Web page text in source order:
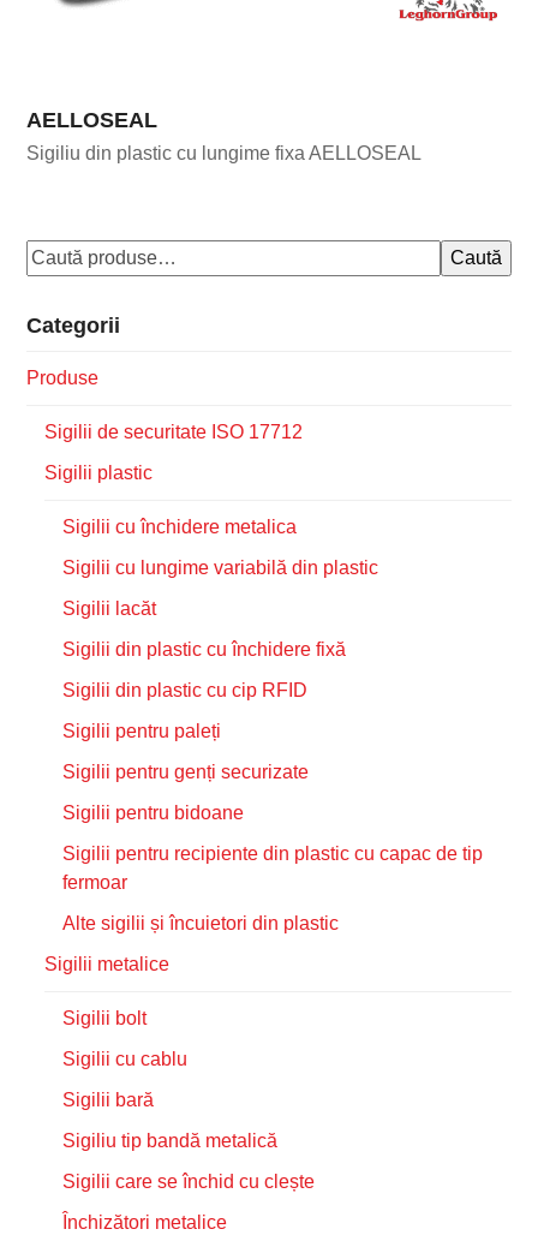
AELLOSEAL
Sigiliu din plastic cu lungime fixa AELLOSEAL
Caută
Categorii
Produse
Sigilii de securitate ISO 17712
Sigilii plastic
Sigilii cu închidere metalica
Sigilii cu lungime variabilă din plastic
Sigilii lacăt
Sigilii din plastic cu închidere fixă
Sigilii din plastic cu cip RFID
Sigilii pentru paleți
Sigilii pentru genți securizate
Sigilii pentru bidoane
Sigilii pentru recipiente din plastic cu capac de tip
fermoar
Alte sigilii și încuietori din plastic
Sigilii metalice
Sigilii bolt
Sigilii cu cablu
Sigilii bară
Sigiliu tip bandă metalică
Sigilii care se închid cu clește
Închizători metalice